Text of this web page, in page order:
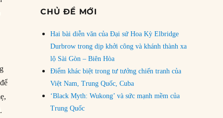
CHỦ ĐỀ MỚI
Hai bài diễn văn của Đại sứ Hoa Kỳ Elbridge
Durbrow trong dịp khởi công và khánh thành xa
lộ Sài Gòn – Biên Hòa
Điểm khác biệt trong tư tưởng chiến tranh của
Việt Nam, Trung Quốc, Cuba
‘Black Myth: Wukong’ và sức mạnh mềm của
Trung Quốc